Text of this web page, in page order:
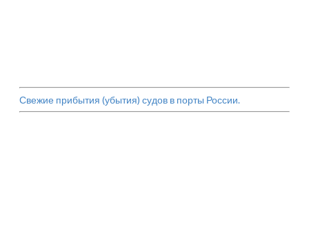
Свежие прибытия (убытия) судов в порты России.